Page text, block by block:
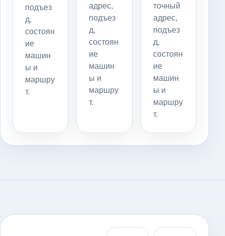
подъез
д,
состоян
ие
машин
ы и
маршру
т.
адрес,
подъез
д,
состоян
ие
машин
ы и
маршру
т.
точный
адрес,
подъез
д,
состоян
ие
машин
ы и
маршру
т.